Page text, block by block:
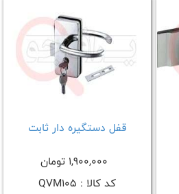
قفل دستگیره دار ثابت
کد کالا : QVM105